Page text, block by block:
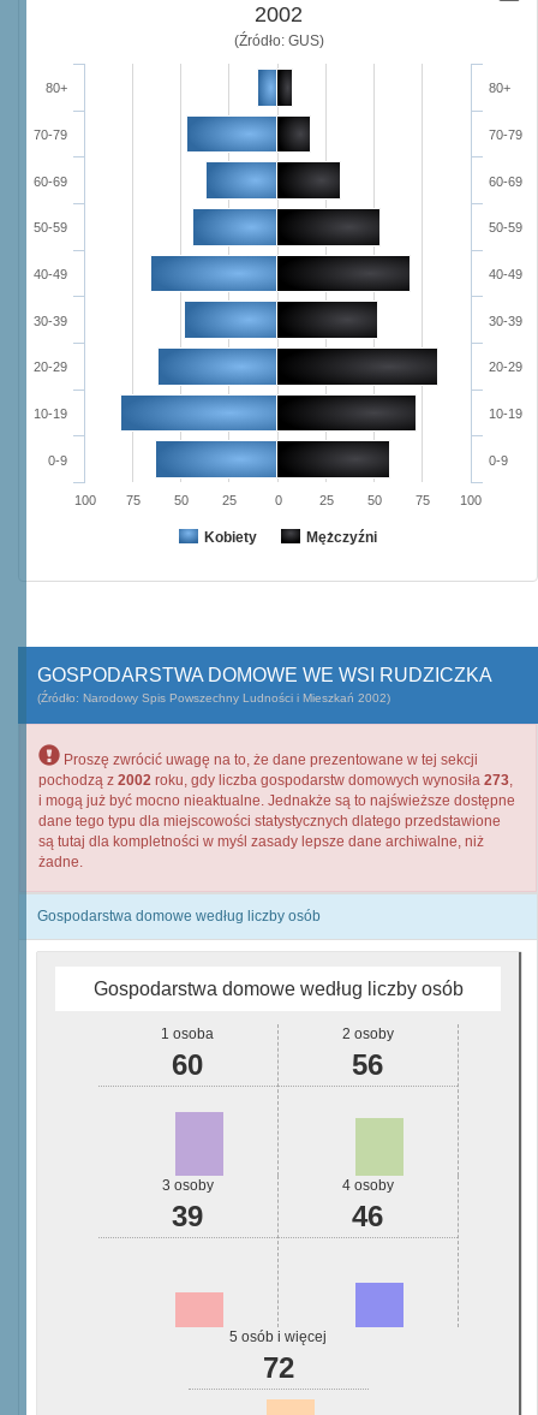
2002
(Źródło: GUS)
Kobiety Mężczyźni
0-9
10-19
20-29
30-39
40-49
50-59
60-69
70-79
80+
0-9
10-19
20-29
30-39
40-49
50-59
60-69
70-79
80+
100 75 50 25 0 25 50 75 100
GOSPODARSTWA DOMOWE WE WSI RUDZICZKA
(Źródło: Narodowy Spis Powszechny Ludności i Mieszkań 2002)
Proszę zwrócić uwagę na to, że dane prezentowane w tej sekcji
pochodzą z 2002 roku, gdy liczba gospodarstw domowych wynosiła 273,
i mogą już być mocno nieaktualne. Jednakże są to najświeższe dostępne
dane tego typu dla miejscowości statystycznych dlatego przedstawione
są tutaj dla kompletności w myśl zasady lepsze dane archiwalne, niż
żadne.
Gospodarstwa domowe według liczby osób
Gospodarstwa domowe według liczby osób
1 osoba
60
2 osoby
56
3 osoby
39
4 osoby
46
5 osób i więcej
72